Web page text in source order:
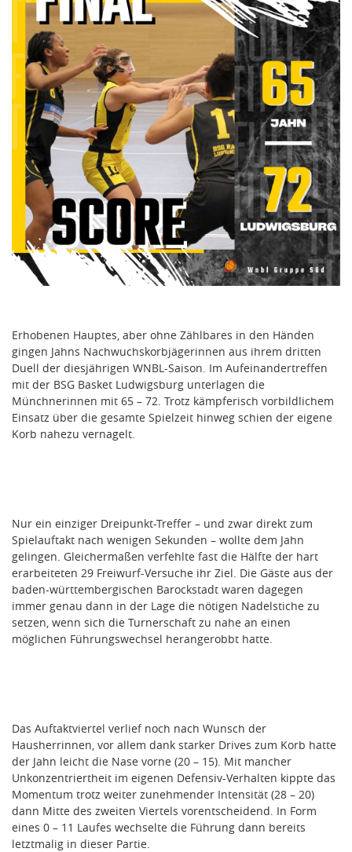
Erhobenen Hauptes, aber ohne Zählbares in den Händen
gingen Jahns Nachwuchskorbjägerinnen aus ihrem dritten
Duell der diesjährigen WNBL-Saison. Im Aufeinandertreffen
mit der BSG Basket Ludwigsburg unterlagen die
Münchnerinnen mit 65 – 72. Trotz kämpferisch vorbildlichem
Einsatz über die gesamte Spielzeit hinweg schien der eigene
Korb nahezu vernagelt.
Nur ein einziger Dreipunkt-Treffer – und zwar direkt zum
Spielauftakt nach wenigen Sekunden – wollte dem Jahn
gelingen. Gleichermaßen verfehlte fast die Hälfte der hart
erarbeiteten 29 Freiwurf-Versuche ihr Ziel. Die Gäste aus der
baden-württembergischen Barockstadt waren dagegen
immer genau dann in der Lage die nötigen Nadelstiche zu
setzen, wenn sich die Turnerschaft zu nahe an einen
möglichen Führungswechsel herangerobbt hatte.
Das Auftaktviertel verlief noch nach Wunsch der
Hausherrinnen, vor allem dank starker Drives zum Korb hatte
der Jahn leicht die Nase vorne (20 – 15). Mit mancher
Unkonzentriertheit im eigenen Defensiv-Verhalten kippte das
Momentum trotz weiter zunehmender Intensität (28 – 20)
dann Mitte des zweiten Viertels vorentscheidend. In Form
eines 0 – 11 Laufes wechselte die Führung dann bereits
letztmalig in dieser Partie.